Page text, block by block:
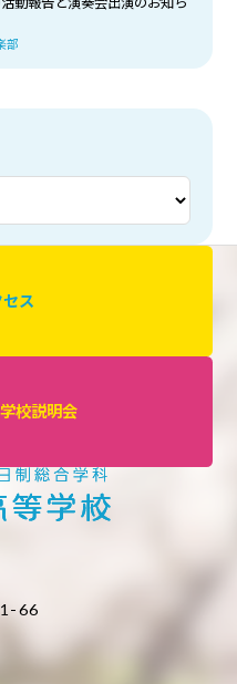
部
セス
校説明会
66